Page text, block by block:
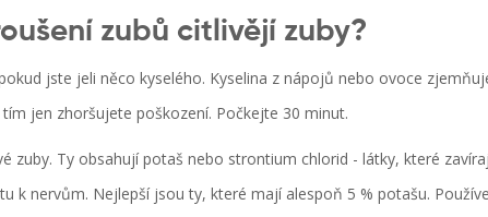
zubů citlivějí zuby?
jste jeli něco kyselého. Kyselina z nápojů nebo ovoce
jen zhoršujete poškození. Počkejte 30 minut.
zuby. Ty obsahují potaš nebo strontium chlorid - látky, které
k nervům. Nejlepší jsou ty, které mají alespoň 5 % potašu.